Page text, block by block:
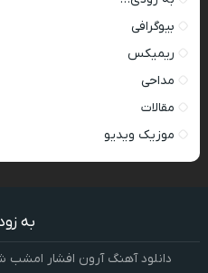
بیوگرافی
ریمیکس
مداحی
مقالات
موزیک ویدیو
به
دانلود آهنگ آرون افشار